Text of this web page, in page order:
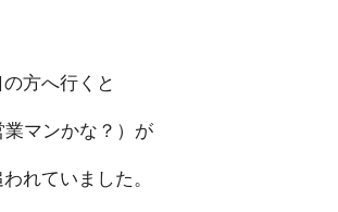
方へ行くと
マンかな？）が
れていました。